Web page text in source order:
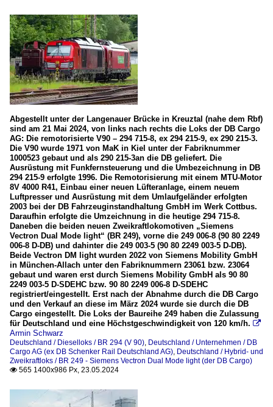
Abgestellt unter der Langenauer Brücke in Kreuztal (nahe dem Rbf)
sind am 21 Mai 2024, von links nach rechts die Loks der DB Cargo
AG: Die remotorisierte V90 – 294 715-8, ex 294 215-9, ex 290 215-3.
Die V90 wurde 1971 von MaK in Kiel unter der Fabriknummer
1000523 gebaut und als 290 215-3an die DB geliefert. Die
Ausrüstung mit Funkfernsteuerung und die Umbezeichnung in DB
294 215-9 erfolgte 1996. Die Remotorisierung mit einem MTU-Motor
8V 4000 R41, Einbau einer neuen Lüfteranlage, einem neuem
Luftpresser und Ausrüstung mit dem Umlaufgeländer erfolgten
2003 bei der DB Fahrzeuginstandhaltung GmbH im Werk Cottbus.
Daraufhin erfolgte die Umzeichnung in die heutige 294 715-8.
Daneben die beiden neuen Zweikraftlokomotiven „Siemens
Vectron Dual Mode light“ (BR 249), vorne die 249 006-8 (90 80 2249
006-8 D-DB) und dahinter die 249 003-5 (90 80 2249 003-5 D-DB).
Beide Vectron DM light wurden 2022 von Siemens Mobility GmbH
in München-Allach unter den Fabriknummern 23061 bzw. 23064
gebaut und waren erst durch Siemens Mobility GmbH als 90 80
2249 003-5 D-SDEHC bzw. 90 80 2249 006-8 D-SDEHC
registriert/eingestellt. Erst nach der Abnahme durch die DB Cargo
und den Verkauf an diese im März 2024 wurde sie durch die DB
Cargo eingestellt. Die Loks der Baureihe 249 haben die Zulassung
für Deutschland und eine Höchstgeschwindigkeit von 120 km/h. 
Armin Schwarz
Deutschland / Dieselloks / BR 294 (V 90), Deutschland / Unternehmen / DB
Cargo AG (ex DB Schenker Rail Deutschland AG), Deutschland / Hybrid- und
Zweikraftloks / BR 249 - Siemens Vectron Dual Mode light (der DB Cargo)
 565 1400x986 Px, 23.05.2024